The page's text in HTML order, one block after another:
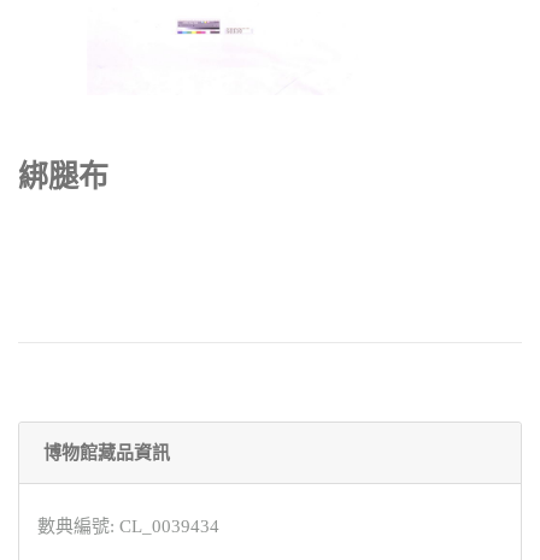
綁腿布
博物館藏品資訊
數典編號: CL_0039434